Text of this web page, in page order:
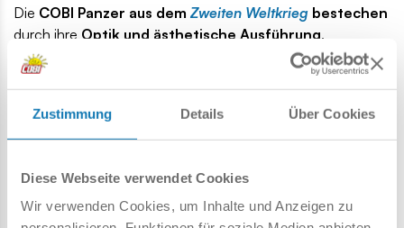
Zustimmung Details Über Cookies
Diese Webseite verwendet Cookies
Wir verwenden Cookies, um Inhalte und Anzeigen zu
Die COBI Panzer aus dem Zweiten Weltkrieg bestechen
durch ihre Optik und ästhetische Ausführung.
Realistische Formen, originalgetreue Farben und markante
Details machen sie zu einem echten Blickfang. Alle Sets
großen Regalen oder in Dioramen, sie werten jede
Sammlung auf. Diese Modelle verbinden historische
nicht nur Militärfans.